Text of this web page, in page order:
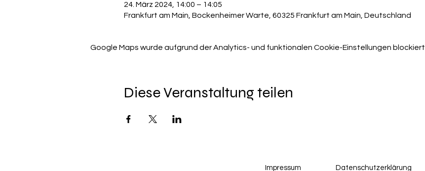
24. März 2024, 14:00 – 14:05
Frankfurt am Main, Bockenheimer Warte, 60325 Frankfurt am Main, Deutschland
Google Maps wurde aufgrund der Analytics- und funktionalen Cookie-Einstellungen blockiert.
Diese Veranstaltung teilen
Impressum Datenschutzerklärung